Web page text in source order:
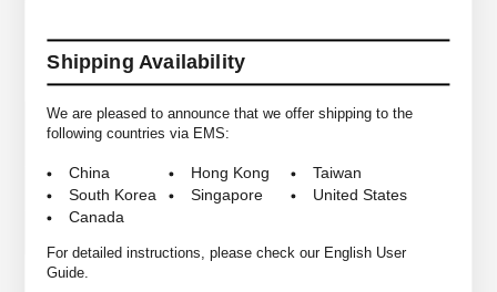
Shipping Availability
We are pleased to announce that we offer shipping to the
following countries via EMS:
China Hong Kong
Taiwan
South Korea
Singapore
United States
Canada
For detailed instructions, please check our English User
Guide.
SIZE
2 ＜身幅65cm/着丈102cm/裄丈84cm＞
3 ＜身幅67cm/着丈105cm/裄丈86cm＞
COLORS